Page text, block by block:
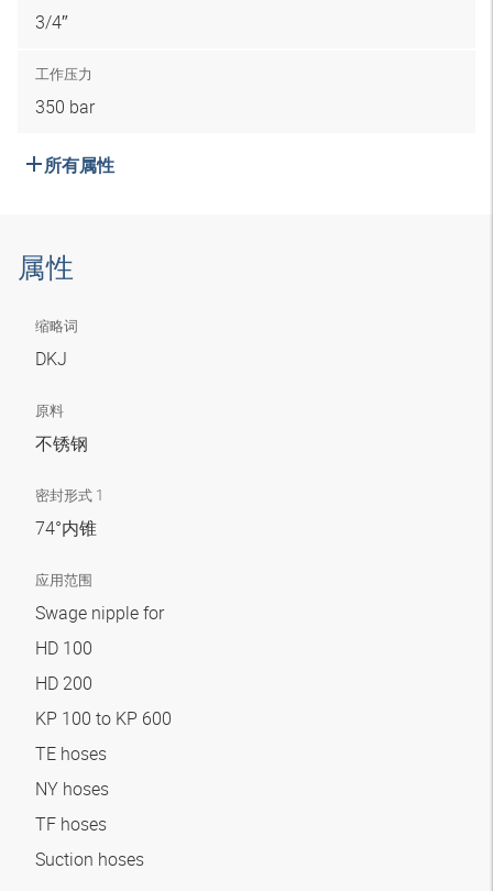
3/4″
工作压力
350 bar
所有属性
属性
缩略词
DKJ
原料
不锈钢
密封形式 1
74°内锥
应用范围
Swage nipple for
HD 100
HD 200
KP 100 to KP 600
TE hoses
NY hoses
TF hoses
Suction hoses